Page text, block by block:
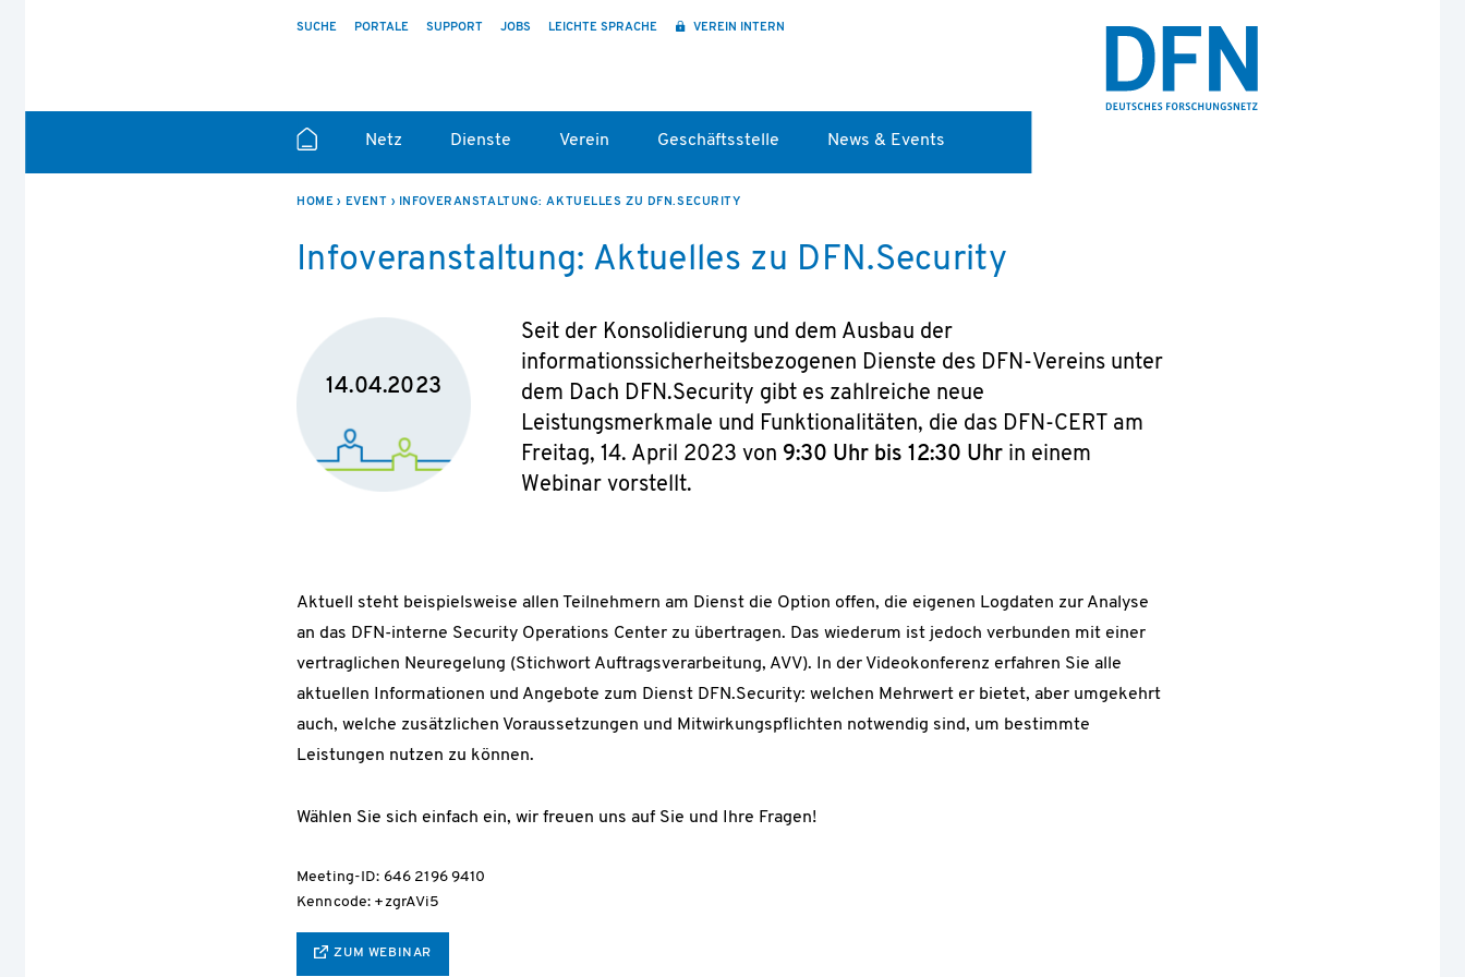
SUCHE PORTALE SUPPORT JOBS LEICHTE SPRACHE VEREIN INTERN
Netz Dienste Verein Geschäftsstelle News & Events
HOME EVENT INFOVERANSTALTUNG: AKTUELLES ZU DFN.SECURITY
Infoveranstaltung: Aktuelles zu DFN.Security
14.04.2023
Seit der Konsolidierung und dem Ausbau der
informationssicherheitsbezogenen Dienste des DFN-Vereins unter
dem Dach DFN.Security gibt es zahlreiche neue
Leistungsmerkmale und Funktionalitäten, die das DFN-CERT am
Freitag, 14. April 2023 von 9:30 Uhr bis 12:30 Uhr in einem
Webinar vorstellt.
Aktuell steht beispielsweise allen Teilnehmern am Dienst die Option offen, die eigenen Logdaten zur Analyse
an das DFN-interne Security Operations Center zu übertragen. Das wiederum ist jedoch verbunden mit einer
vertraglichen Neuregelung (Stichwort Auftragsverarbeitung, AVV). In der Videokonferenz erfahren Sie alle
aktuellen Informationen und Angebote zum Dienst DFN.Security: welchen Mehrwert er bietet, aber umgekehrt
auch, welche zusätzlichen Voraussetzungen und Mitwirkungspflichten notwendig sind, um bestimmte
Leistungen nutzen zu können.
Wählen Sie sich einfach ein, wir freuen uns auf Sie und Ihre Fragen!
Meeting-ID: 646 2196 9410
Kenncode: +zgrAVi5
ZUM WEBINAR